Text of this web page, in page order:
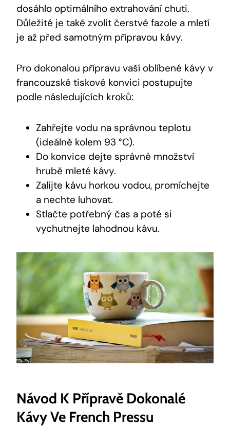
dosáhlo optimálního extrahování chuti.
Důležité je také zvolit čerstvé fazole a mletí
je až před samotným přípravou kávy.
Pro dokonalou přípravu vaší oblíbené kávy v
francouzské tiskové konvici postupujte
podle následujících kroků:
Zahřejte vodu na správnou teplotu
(ideálně kolem 93 °C).
Do konvice dejte správné množství
hrubě mleté kávy.
Zalijte kávu horkou vodou, promíchejte
a nechte luhovat.
Stlačte potřebný čas a poté si
vychutnejte lahodnou kávu.
Návod K Přípravě Dokonalé
Kávy Ve French Pressu